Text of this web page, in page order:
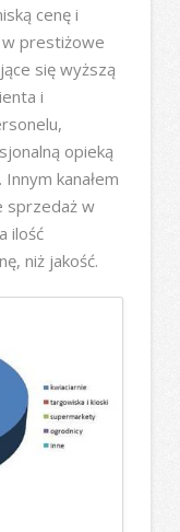
cenę i
prestiżowe
się wyższą
i
opieką
kanałem
sprzedaż w
ilość
niż jakość.